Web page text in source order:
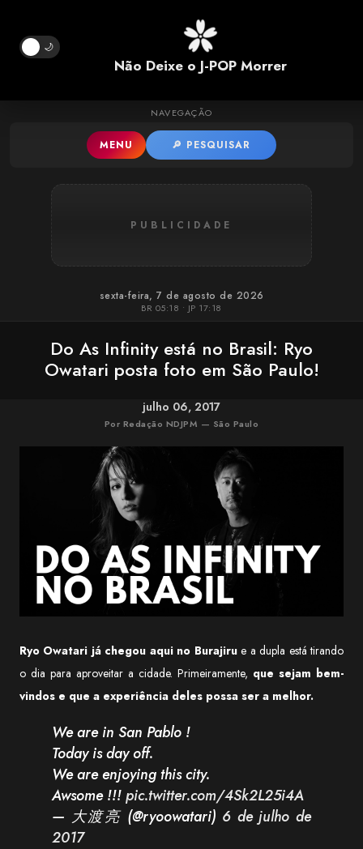
Pular para o conteúdo principal
🌙
Não Deixe o J-POP Morrer
NAVEGAÇÃO
MENU 🔎 PESQUISAR
PUBLICIDADE
sexta-feira, 7 de agosto de 2026
BR 05:18 • JP 17:18
Do As Infinity está no Brasil: Ryo
Owatari posta foto em São Paulo!
julho 06, 2017
Por Redação NDJPM — São Paulo
Ryo Owatari já chegou aqui no Burajirue a dupla está tirando
o dia para aproveitar a cidade. Primeiramente, que sejam bem-
vindos e que a experiência deles possa ser a melhor.
We are in San Pablo !
Today is day off.
We are enjoying this city.
Awsome !!!pic.twitter.com/4Sk2L25i4A
— 大渡亮 (@ryoowatari) 6 de julho de
2017